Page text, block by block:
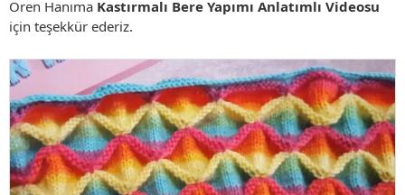
Ören Hanıma Kastırmalı Bere Yapımı Anlatımlı Videosu
için teşekkür ederiz.